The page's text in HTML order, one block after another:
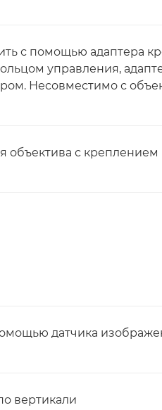
с помощью адаптера
управления,
Несовместимо с
объектива с креплением
датчика
вертикали